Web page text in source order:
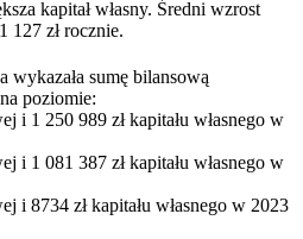
kapitał własny. Średni wzrost
127 zł rocznie.
wykazała sumę bilansową
na poziomie:
i 1 250 989 zł kapitału własnego w
i 1 081 387 zł kapitału własnego w
i 8734 zł kapitału własnego w 2023